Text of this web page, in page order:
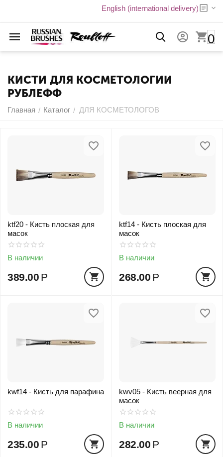
English (international delivery)
0
КИСТИ ДЛЯ КОСМЕТОЛОГИИ
РУБЛЕФФ
Главная / Каталог / ДЛЯ КОСМЕТОЛОГОВ
ktf20 - Кисть плоская для
масок
В наличии
389.00 Р
ktf14 - Кисть плоская для
масок
В наличии
268.00 Р
kwf14 - Кисть для парафина
В наличии
235.00 Р
kwv05 - Кисть веерная для
масок
В наличии
282.00 Р